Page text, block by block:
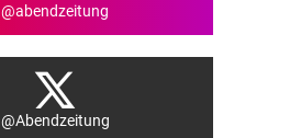
@abendzeitung
@Abendzeitung